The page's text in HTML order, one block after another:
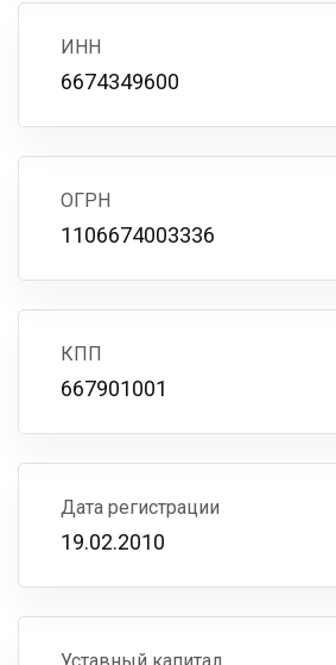
ИНН
6674349600
ОГРН
1106674003336
КПП
667901001
Дата регистрации
19.02.2010